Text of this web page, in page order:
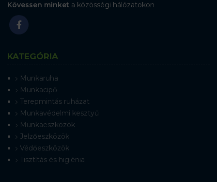
Kövessen minket a közösségi hálózatokon
KATEGÓRIA
Munkaruha
Munkacipő
Terepmintás ruházat
Munkavédelmi kesztyű
Munkaeszközök
Jelzőeszközök
Védőeszközök
Tisztítás és higiénia